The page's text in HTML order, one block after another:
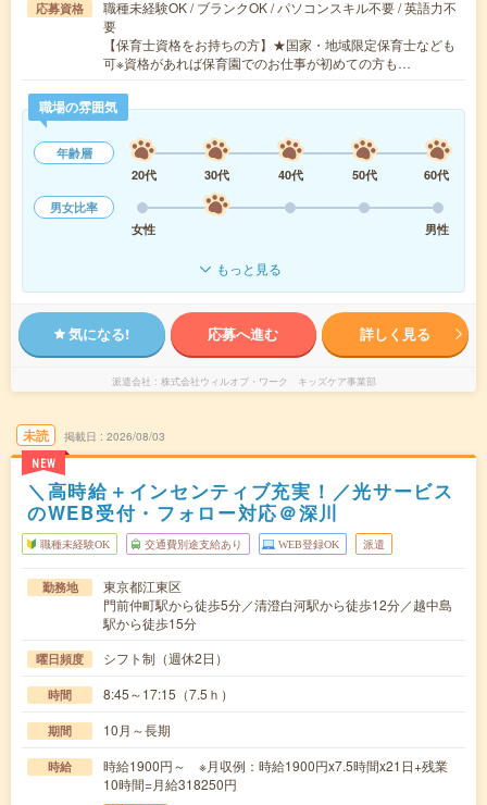
応募資格
職種未経験OK / ブランクOK / パソコンスキル不要 / 英語力不
要
【保育士資格をお持ちの方】★国家・地域限定保育士なども
可※資格があれば保育園でのお仕事が初めての方も…
職場の雰囲気
年齢層
20代
30代 40代 50代
60代
男女比率
女性
男性
もっと見る
気になる! 応募へ進む 詳しく見る
派遣会社 株式会社ウィルオブ・ワーク キッズケア事業部
未読
NEW
掲載日 2026/08/03
＼高時給＋インセンティブ充実！／光サービス
のWEB受付・フォロー対応＠深川
職種未経験OK 交通費別途支給あり WEB登録OK 派遣
勤務地
東京都江東区
門前仲町駅から徒歩5分／清澄白河駅から徒歩12分／越中島
駅から徒歩15分
曜日頻度 シフト制（週休2日）
時間 8:45～17:15（7.5ｈ）
期間 10月～長期
時給
時給1900円～ ※月収例：時給1900円x7.5時間x21日+残業
10時間=月給318250円